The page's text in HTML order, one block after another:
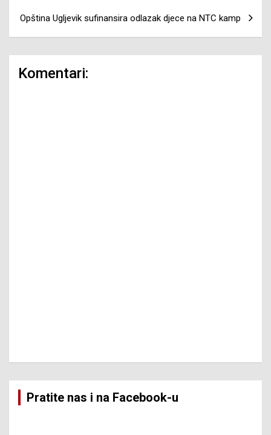
Opština Ugljevik sufinansira odlazak djece na NTC kamp
Komentari:
Pratite nas i na Facebook-u